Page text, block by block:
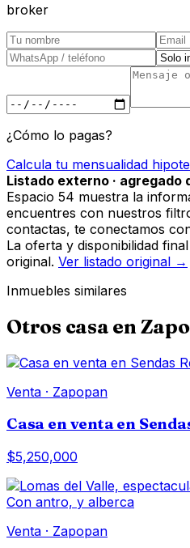
broker
¿Cómo lo pagas?
Calcula tu mensualidad
Listado externo ·
Espacio 54 muestra la
encuentres con nuestros
contactas, te conectamos
La oferta y disponibilidad
original. Ver listado original →
Inmuebles similares
Otros casa en
Venta · Zapopan
Casa en venta en
$5,250,000
Venta · Zapopan